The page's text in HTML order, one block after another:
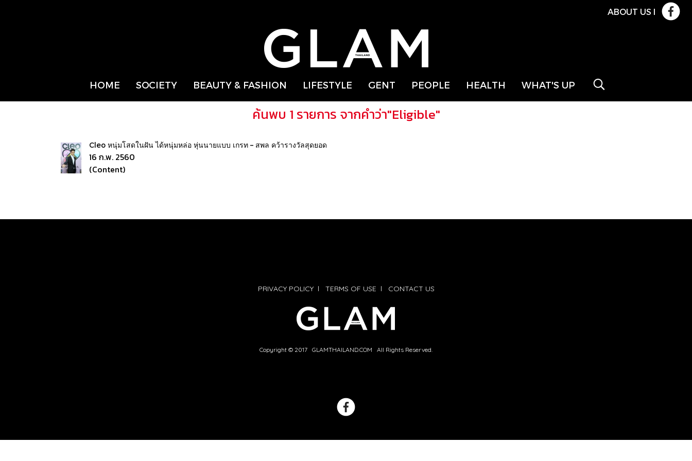
ABOUT US l
HOME SOCIETY BEAUTY & FASHION LIFESTYLE GENT PEOPLE HEALTH WHAT'S UP
ค้นพบ 1 รายการ จากคำว่า"Eligible"
Cleo หนุ่มโสดในฝัน ได้หนุ่มหล่อ หุ่นนายแบบ เกรท – สพล คว้ารางวัลสุดยอด
16 ก.พ. 2560
(Content)
PRIVACY POLICYl TERMS OF USE l CONTACT US
Copyright © 2017 GLAMTHAILAND.COM All Rights Reserved.